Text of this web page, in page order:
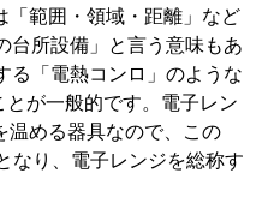
範囲・領域・距離」など
台所設備」と言う意味もあ
る「電熱コンロ」のような
が一般的です。電子レン
める器具なので、この
なり、電子レンジを総称す